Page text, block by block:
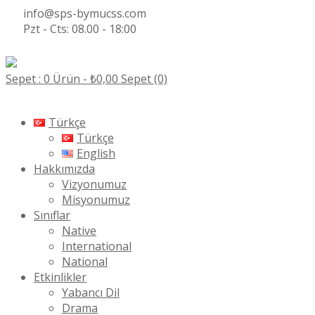
info@sps-bymucss.com
Pzt - Cts: 08.00 - 18:00
Sepet : 0 Ürün - ₺0,00 Sepet (0)
Türkçe
Türkçe
English
Hakkımızda
Vizyonumuz
Misyonumuz
Sınıflar
Native
International
National
Etkinlikler
Yabancı Dil
Drama